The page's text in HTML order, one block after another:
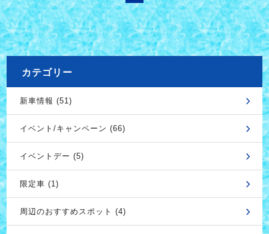
カテゴリー
新車情報 (51)
イベント/キャンペーン (66)
イベントデー (5)
限定車 (1)
周辺のおすすめスポット (4)